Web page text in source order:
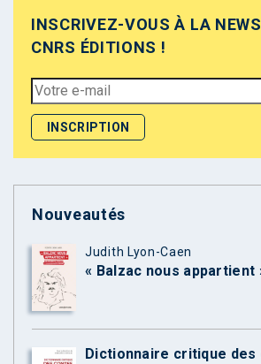
INSCRIVEZ-VOUS À LA
CNRS ÉDITIONS !
Nouveautés
Judith Lyon-Caen
« Balzac nous appartient
Dictionnaire critique des